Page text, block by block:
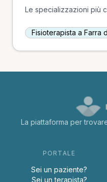
Le specializzazioni più
Fisioterapista a Farra
La piattaforma per
PORTALE
Sei un paziente?
Sei un terapista?